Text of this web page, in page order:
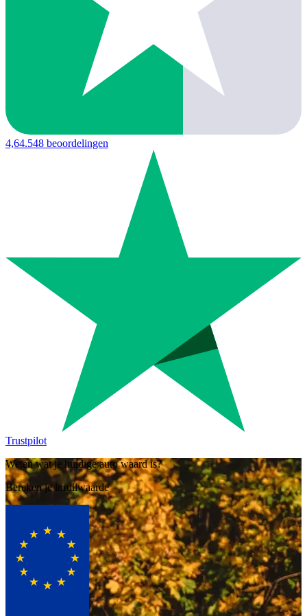
4,64.548 beoordelingen
Trustpilot
Weten wat je huidige auto waard is?
Bereken je inruilwaarde